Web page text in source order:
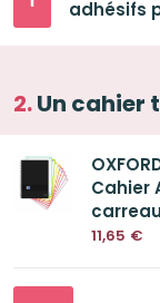
adhésifs
Un cahier
Cahier
11,65 €